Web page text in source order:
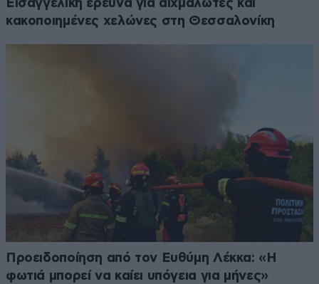
Εισαγγελική έρευνα για αιχμάλωτες και
κακοποιημένες χελώνες στη Θεσσαλονίκη
Προειδοποίηση από τον Ευθύμη Λέκκα: «Η
φωτιά μπορεί να καίει υπόγεια για μήνες»